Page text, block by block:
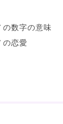
の数字の意味
の恋愛